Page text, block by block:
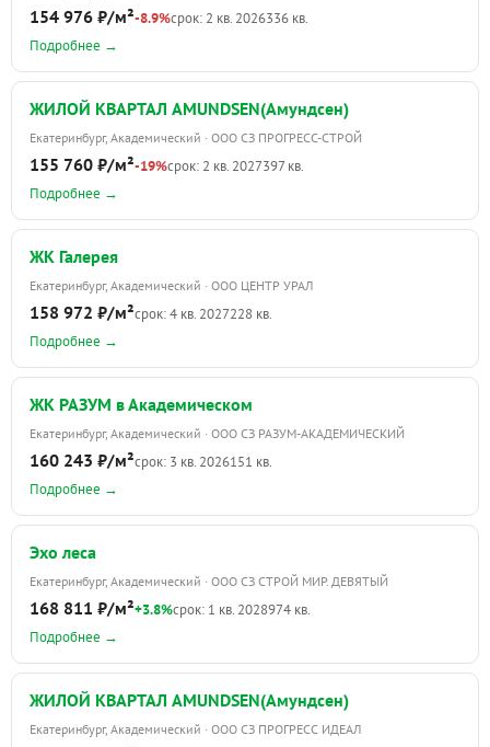
154 976 ₽/м²-8.9%срок: 2 кв. 2026336 кв.
Подробнее →
ЖИЛОЙ КВАРТАЛ AMUNDSEN(Амундсен)
Екатеринбург, Академический · ООО СЗ ПРОГРЕСС-СТРОЙ
155 760 ₽/м²-19%срок: 2 кв. 2027397 кв.
Подробнее →
ЖК Галерея
Екатеринбург, Академический · ООО ЦЕНТР УРАЛ
158 972 ₽/м²срок: 4 кв. 2027228 кв.
Подробнее →
ЖК РАЗУМ в Академическом
Екатеринбург, Академический · ООО СЗ РАЗУМ-АКАДЕМИЧЕСКИЙ
160 243 ₽/м²срок: 3 кв. 2026151 кв.
Подробнее →
Эхо леса
Екатеринбург, Академический · ООО СЗ СТРОЙ МИР. ДЕВЯТЫЙ
168 811 ₽/м²+3.8%срок: 1 кв. 2028974 кв.
Подробнее →
ЖИЛОЙ КВАРТАЛ AMUNDSEN(Амундсен)
Екатеринбург, Академический · ООО СЗ ПРОГРЕСС ИДЕАЛ